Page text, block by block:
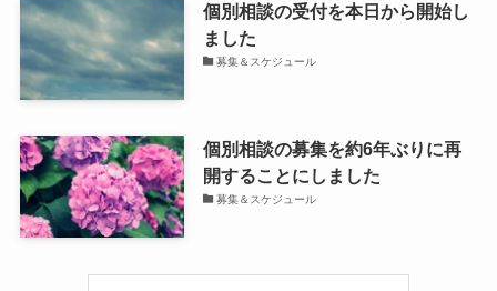
個別相談の受付を本日から開始し
ました
募集＆スケジュール
個別相談の募集を約6年ぶりに再
開することにしました
募集＆スケジュール